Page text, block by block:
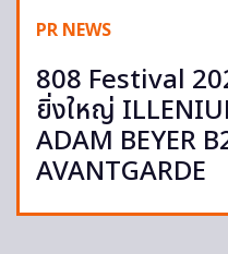
PR NEWS
808 Festival
ยิ่งใหญ่
ADAM BEYER
AVANTGARDE